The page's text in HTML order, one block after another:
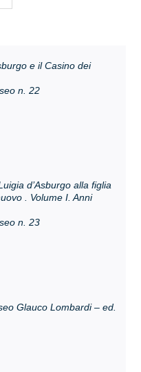
e il Casino dei
n. 22
d’Asburgo alla figlia
. Volume I. Anni
n. 23
Glauco Lombardi – ed.